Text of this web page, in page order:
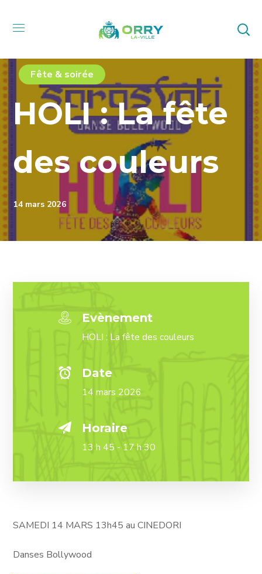
Fête & soirée
HOLI : La fête
des couleurs
14 mars 2026
Evènement
HOLI : La fête des couleurs
Date
14 mars 2026
Horaire
13 h 45 - 17 h 30
SAMEDI 14 MARS 13h45 au CINEDORI
Danses Bollywood